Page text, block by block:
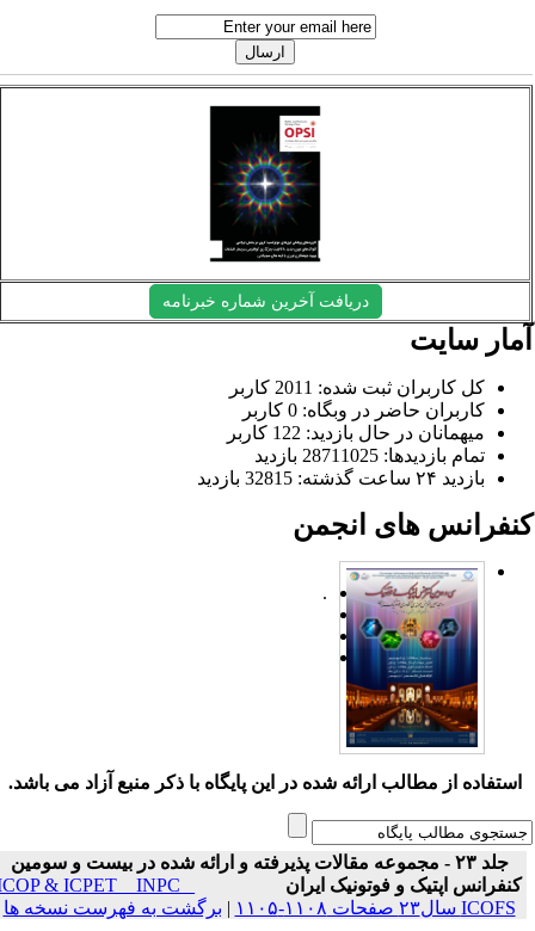
دریافت آخرین شماره خبرنامه
سایت
کل کاربران ثبت شده: 2011 کاربر
کاربران حاضر در وبگاه: 0 کاربر
میهمانان در حال بازدید: 122 کاربر
تمام بازدید‌ها: 28711025 بازدید
بازدید ۲۴ ساعت گذشته: 32815 بازدید
های انجمن
.
استفاده از مطالب ارائه شده در این پایگاه با ذکر منبع آزاد می باشد.
جلد ۲۳ - مجموعه مقالات پذیرفته و ارائه شده در بیست و سومین
کنفرانس اپتیک و فوتونیک ایران
ICOP & ICPET _ INPC _
ICOFS سال۲۳ صفحات ۱۱۰۸-۱۱۰۵
| برگشت به فهرست نسخه ها